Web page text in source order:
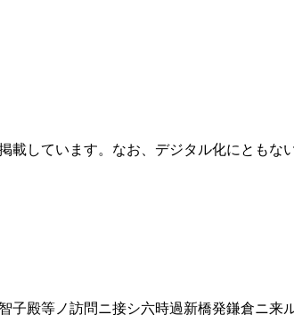
載しています。なお、デジタル化にともな
ノ訪問ニ接シ六時過新橋発鎌倉ニ来